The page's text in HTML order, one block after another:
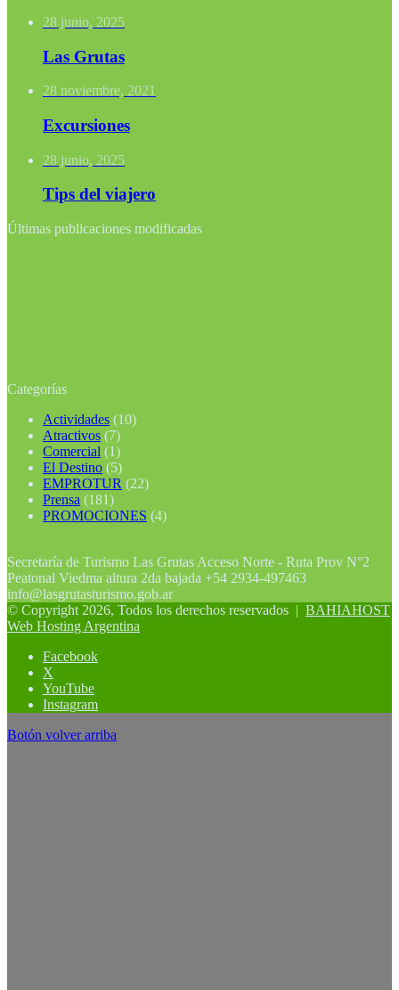
28 junio, 2025
Las Grutas
28 noviembre, 2021
Excursiones
28 junio, 2025
Tips del viajero
Últimas publicaciones modificadas
Categorías
Actividades (10)
Atractivos (7)
Comercial (1)
El Destino (5)
EMPROTUR (22)
Prensa (181)
PROMOCIONES (4)
Secretaría de Turismo Las Grutas Acceso Norte - Ruta Prov N°2
Peatonal Viedma altura 2da bajada +54 2934-497463
info@lasgrutasturismo.gob.ar
© Copyright 2026, Todos los derechos reservados | BAHIAHOST
Web Hosting Argentina
Facebook
X
YouTube
Instagram
Botón volver arriba